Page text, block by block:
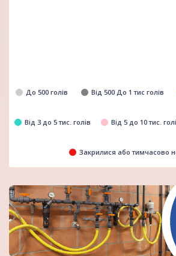
До 500 голів Від 500 До 1 тис голів
Від 3 до 5 тис. голів Від 5 до 10 тис.
Закрилися або тимчасово